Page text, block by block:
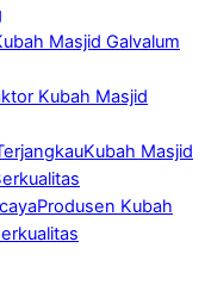
Masjid Galvalum
Kubah Masjid
Kubah Masjid
Produsen Kubah